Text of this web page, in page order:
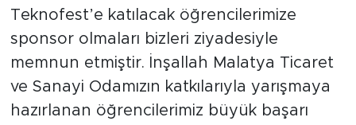
Teknofest’e katılacak öğrencilerimize
sponsor olmaları bizleri ziyadesiyle
memnun etmiştir. İnşallah Malatya Ticaret
ve Sanayi Odamızın katkılarıyla yarışmaya
hazırlanan öğrencilerimiz büyük başarı